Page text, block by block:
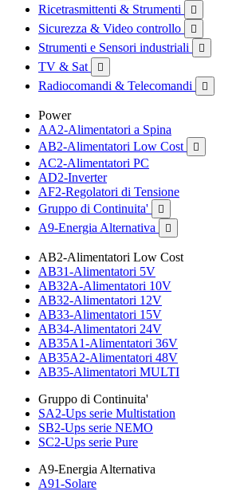
Ricetrasmittenti & Strumenti 
Sicurezza & Video controllo 
Strumenti e Sensori industriali 
TV & Sat 
Radiocomandi & Telecomandi 
Power
AA2-Alimentatori a Spina
AB2-Alimentatori Low Cost

AC2-Alimentatori PC
AD2-Inverter
AF2-Regolatori di Tensione
Gruppo di Continuita'

A9-Energia Alternativa 
AB2-Alimentatori Low Cost
AB31-Alimentatori 5V
AB32A-Alimentatori 10V
AB32-Alimentatori 12V
AB33-Alimentatori 15V
AB34-Alimentatori 24V
AB35A1-Alimentatori 36V
AB35A2-Alimentatori 48V
AB35-Alimentatori MULTI
Gruppo di Continuita'
SA2-Ups serie Multistation
SB2-Ups serie NEMO
SC2-Ups serie Pure
A9-Energia Alternativa
A91-Solare